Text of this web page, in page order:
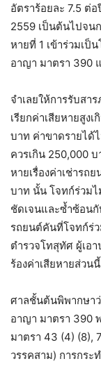
อัตราร้อยละ 7.5 ต่
2559 เป็นต้นไปจน
หายที่ 1 เข้าร่วมเป็
อาญา มาตรา 390
จำเลยให้การรับสา
เรียกค่าเสียหายสูง
บาท ค่าขาดรายได้
ควรเกิน 250,000
หายเรื่องค่าเช่ารถ
บาท นั้น โจทก์ร่วมไ
ชัดเจนและซ้ำซ้อน
รถยนต์คันที่โจทก์ร่
ตำรวจโทสุทัศ ผู้เอ
ร้องค่าเสียหายส่วน
ศาลชั้นต้นพิพากษา
อาญา มาตรา 390
มาตรา 43 (4) (8),
วรรคสาม) การกระ